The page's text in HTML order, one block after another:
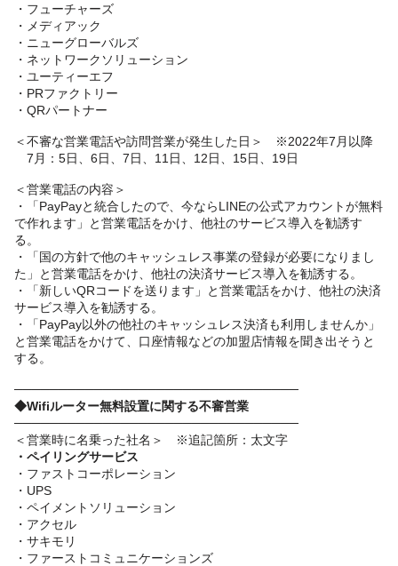
・フューチャーズ
・メディアック
・ニューグローバルズ
・ネットワークソリューション
・ユーティーエフ
・PRファクトリー
・QRパートナー
＜不審な営業電話や訪問営業が発生した日＞ ※2022年7月以降
7月：5日、6日、7日、11日、12日、15日、19日
＜営業電話の内容＞
・「PayPayと統合したので、今ならLINEの公式アカウントが無料
で作れます」と営業電話をかけ、他社のサービス導入を勧誘す
る。
・「国の方針で他のキャッシュレス事業の登録が必要になりまし
た」と営業電話をかけ、他社の決済サービス導入を勧誘する。
・「新しいQRコードを送ります」と営業電話をかけ、他社の決済
サービス導入を勧誘する。
・「PayPay以外の他社のキャッシュレス決済も利用しませんか」
と営業電話をかけて、口座情報などの加盟店情報を聞き出そうと
する。
────────────────────────────────
◆Wifiルーター無料設置に関する不審営業
────────────────────────────────
＜営業時に名乗った社名＞ ※追記箇所：太文字
・ペイリングサービス
・ファストコーポレーション
・UPS
・ペイメントソリューション
・アクセル
・サキモリ
・ファーストコミュニケーションズ